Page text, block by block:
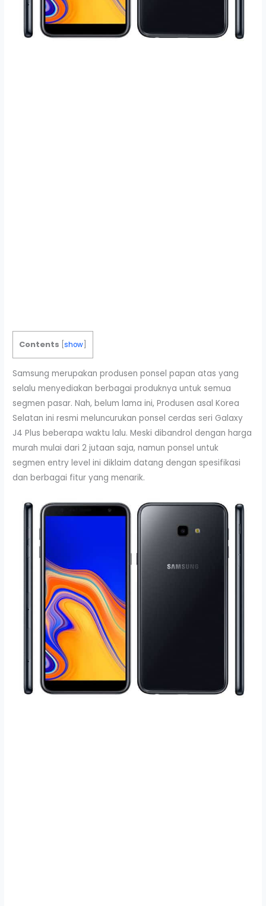
Contents [show
Samsung merupakan produsen ponsel papan atas yang
selalu menyediakan berbagai produknya untuk semua
segmen pasar. Nah, belum lama ini, Produsen asal Korea
Selatan ini resmi meluncurukan ponsel cerdas seri Galaxy
J4 Plus beberapa waktu lalu. Meski dibandrol dengan harga
murah mulai dari 2 jutaan saja, namun ponsel untuk
segmen entry level ini diklaim datang dengan spesifikasi
dan berbagai fitur yang menarik.